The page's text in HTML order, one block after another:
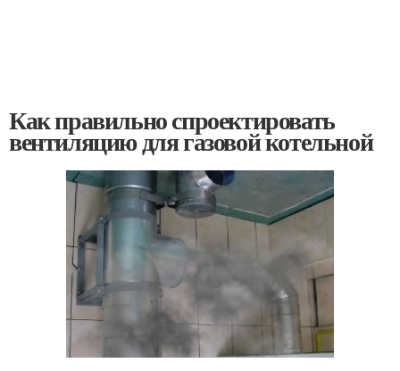
Как правильно спроектировать
вентиляцию для газовой котельной